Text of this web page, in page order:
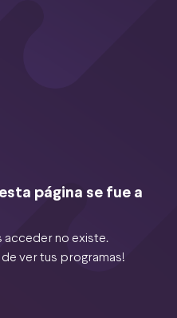
página se fue a
acceder no existe.
de ver tus programas!